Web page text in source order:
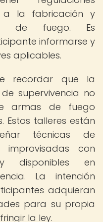
a la fabricación y
de fuego. Es
informarse y
aplicables.
recordar que la
supervivencia no
armas de fuego
Estos talleres están
técnicas de
con
disponibles en
La intención
adquieran
para su propia
la ley.